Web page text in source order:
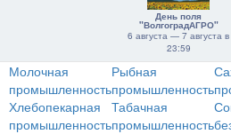
День поля
"ВолгоградАГРО"
6 августа — 7 августа в
23:59
Молочная
промышленность
Рыбная
промышленность
Хлебопекарная
промышленность
Табачная
промышленность